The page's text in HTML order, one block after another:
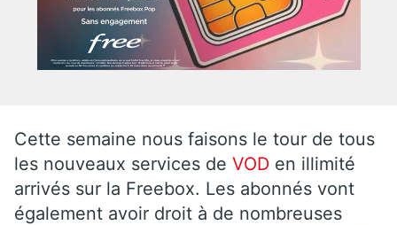
Cette semaine nous faisons le tour de tous
les nouveaux services de VOD en illimité
arrivés sur la Freebox. Les abonnés vont
également avoir droit à de nombreuses